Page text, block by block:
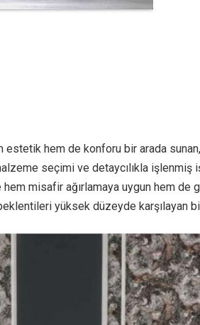
estetik hem de konforu bir arada
seçimi ve detaycılıkla işlenmiş
misafir ağırlamaya uygun hem de
yüksek düzeyde karşılayan